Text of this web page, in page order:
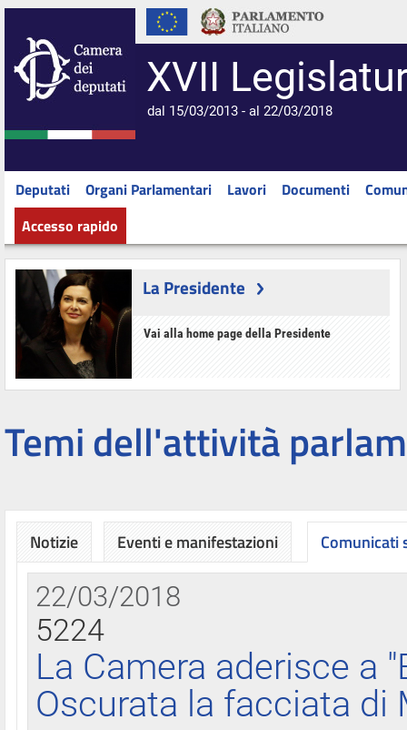
XVII
dal 15/03/2013 - al 22/03/2018
Deputati Organi Parlamentari Lavori Documenti
Accesso rapido
La Presidente
Vai alla home page della Presidente
Temi dell'attività
Notizie Eventi e manifestazioni Comunicati
22/03/2018
5224
La Camera aderisce a
Oscurata la facciata di